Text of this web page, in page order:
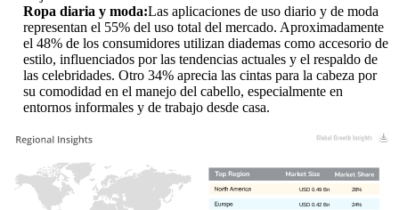
Ropa diaria y moda:Las aplicaciones de uso diario y de moda
representan el 55% del uso total del mercado. Aproximadamente
el 48% de los consumidores utilizan diademas como accesorio de
estilo, influenciados por las tendencias actuales y el respaldo de
las celebridades. Otro 34% aprecia las cintas para la cabeza por
su comodidad en el manejo del cabello, especialmente en
entornos informales y de trabajo desde casa.
24%
USD 0.42 Bn
28%
USD 0.49 Bn